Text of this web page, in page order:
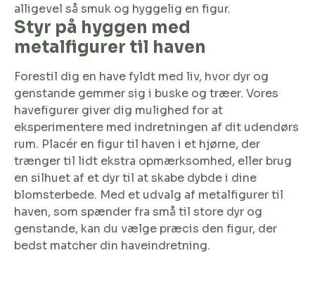
alligevel så smuk og hyggelig en figur.
Styr på hyggen med
metalfigurer til haven
Forestil dig en have fyldt med liv, hvor dyr og
genstande gemmer sig i buske og træer. Vores
havefigurer giver dig mulighed for at
eksperimentere med indretningen af dit udendørs
rum. Placér en figur til haven i et hjørne, der
trænger til lidt ekstra opmærksomhed, eller brug
en silhuet af et dyr til at skabe dybde i dine
blomsterbede. Med et udvalg af metalfigurer til
haven, som spænder fra små til store dyr og
genstande, kan du vælge præcis den figur, der
bedst matcher din haveindretning.